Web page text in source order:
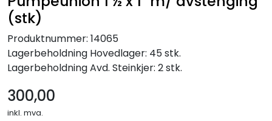
(stk)
Produktnummer: 14065
Lagerbeholdning Hovedlager: 45 stk.
LagerbeholdningAvd. Steinkjer: 2 stk.
300,00
inkl. mva.